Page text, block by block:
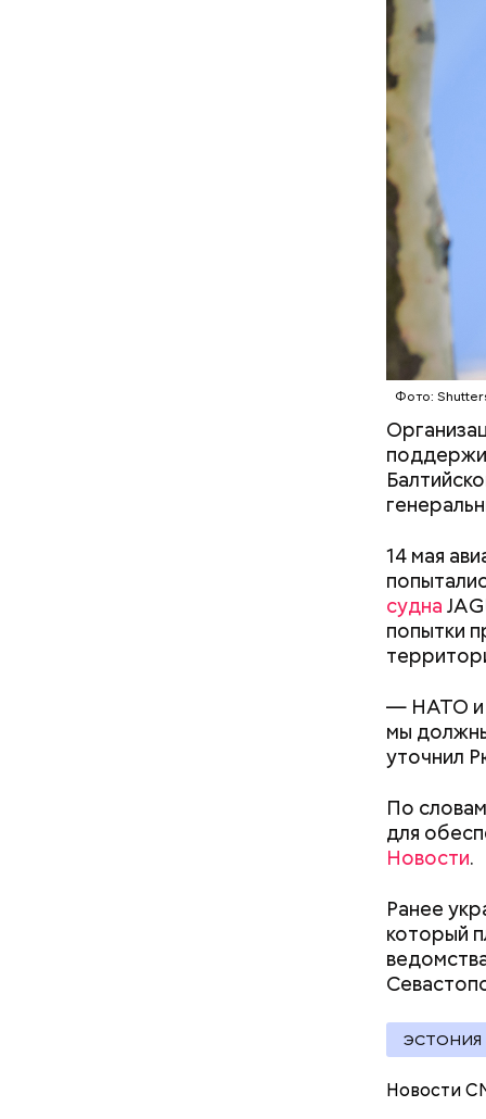
Фото:
14 мая
судна
попытки
— НАТО и
мы
уточнил
По
для
Новости.
Ранее
который
ЭСТОНИЯ
Новости
самым
людей в
22
Харви
подвал
Освальда
Фото:
оказался
Спустя